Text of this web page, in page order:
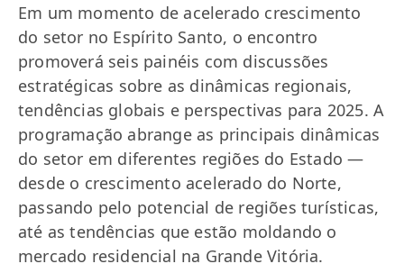
Em um momento de acelerado crescimento
do setor no Espírito Santo, o encontro
promoverá seis painéis com discussões
estratégicas sobre as dinâmicas regionais,
tendências globais e perspectivas para 2025. A
programação abrange as principais dinâmicas
do setor em diferentes regiões do Estado —
desde o crescimento acelerado do Norte,
passando pelo potencial de regiões turísticas,
até as tendências que estão moldando o
mercado residencial na Grande Vitória.